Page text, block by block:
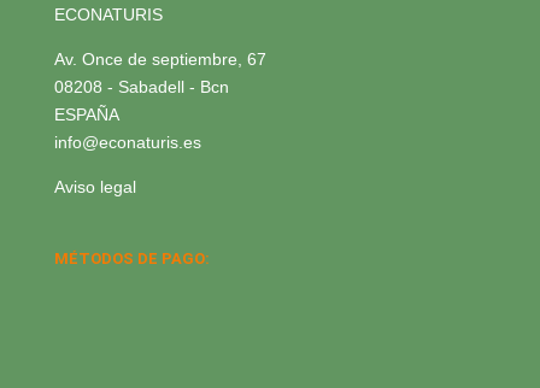
ECONATURIS
Av. Once de septiembre, 67
08208 - Sabadell - Bcn
ESPAÑA
info@econaturis.es
Aviso legal
MÉTODOS DE PAGO: